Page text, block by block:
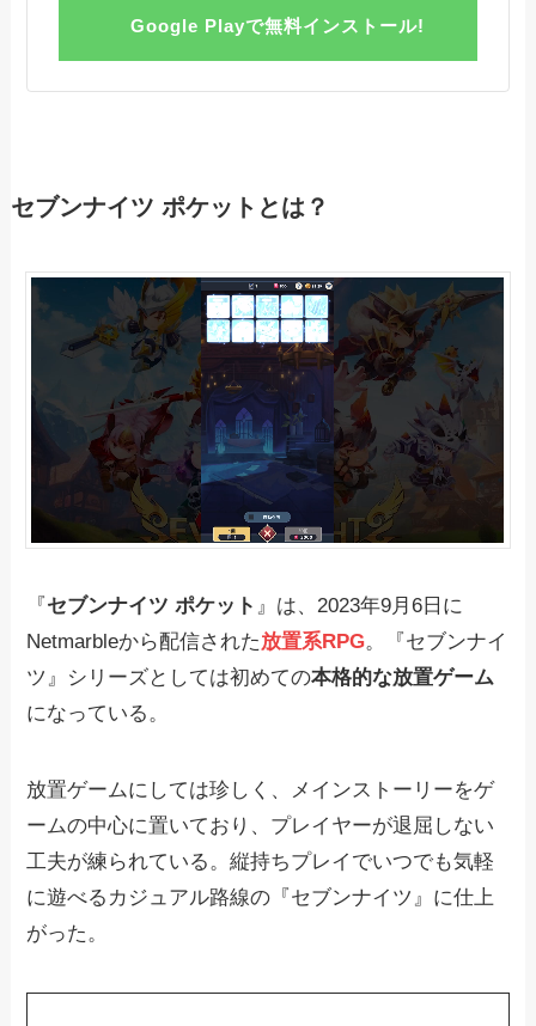
Google Playで無料インストール!
セブンナイツ ポケットとは？
『 セブンナイツ ポケット 』は、2023年9月6日に
Netmarbleから配信された放置系RPG。『セブンナイ
ツ』シリーズとしては初めての本格的な放置ゲーム
になっている。
放置ゲームにしては珍しく、メインストーリーをゲ
ームの中心に置いており、プレイヤーが退屈しない
工夫が練られている。縦持ちプレイでいつでも気軽
に遊べるカジュアル路線の『セブンナイツ』に仕上
がった。